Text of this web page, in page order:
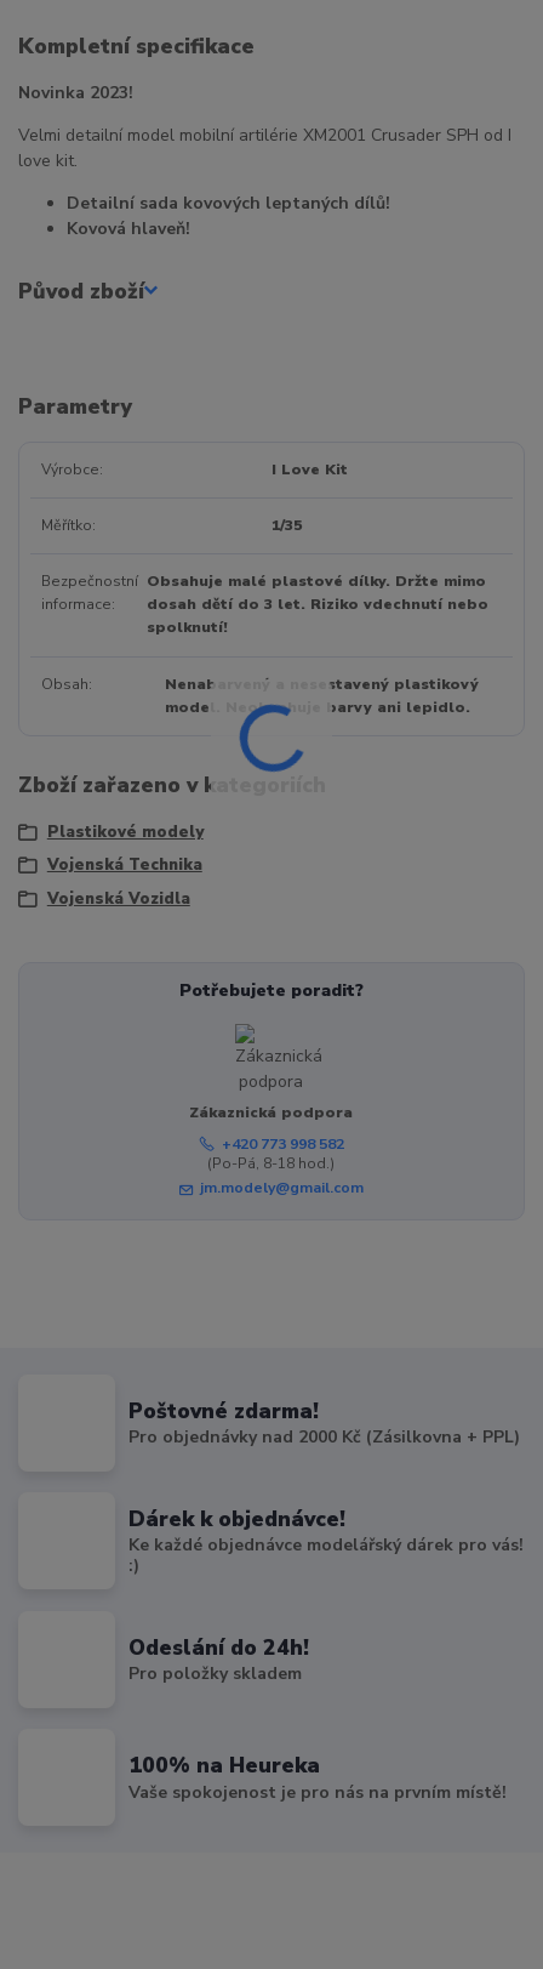
Kompletní specifikace
Novinka 2023!
Velmi detailní model mobilní artilérie XM2001 Crusader SPH od I
love kit.
Detailní sada kovových leptaných dílů!
Kovová hlaveň!
Původ zboží
Parametry
Výrobce I Love Kit
Měřítko 1/35
Bezpečnostní
informace
Obsahuje malé plastové dílky. Držte mimo
dosah dětí do 3 let. Riziko vdechnutí nebo
spolknutí!
Obsah
Nenabarvený a nesestavený plastikový
model. Neobsahuje barvy ani lepidlo.
Zboží zařazeno v kategoriích
Plastikové modely
Vojenská Technika
Vojenská Vozidla
Potřebujete poradit?
Zákaznická podpora
+420 773 998 582
(Po-Pá, 8-18 hod.)
jm.modely@gmail.com
Poštovné zdarma!
Pro objednávky nad 2000 Kč (Zásilkovna + PPL)
Dárek k objednávce!
Ke každé objednávce modelářský dárek pro vás!
:)
Odeslání do 24h!
Pro položky skladem
100% na Heureka
Vaše spokojenost je pro nás na prvním místě!